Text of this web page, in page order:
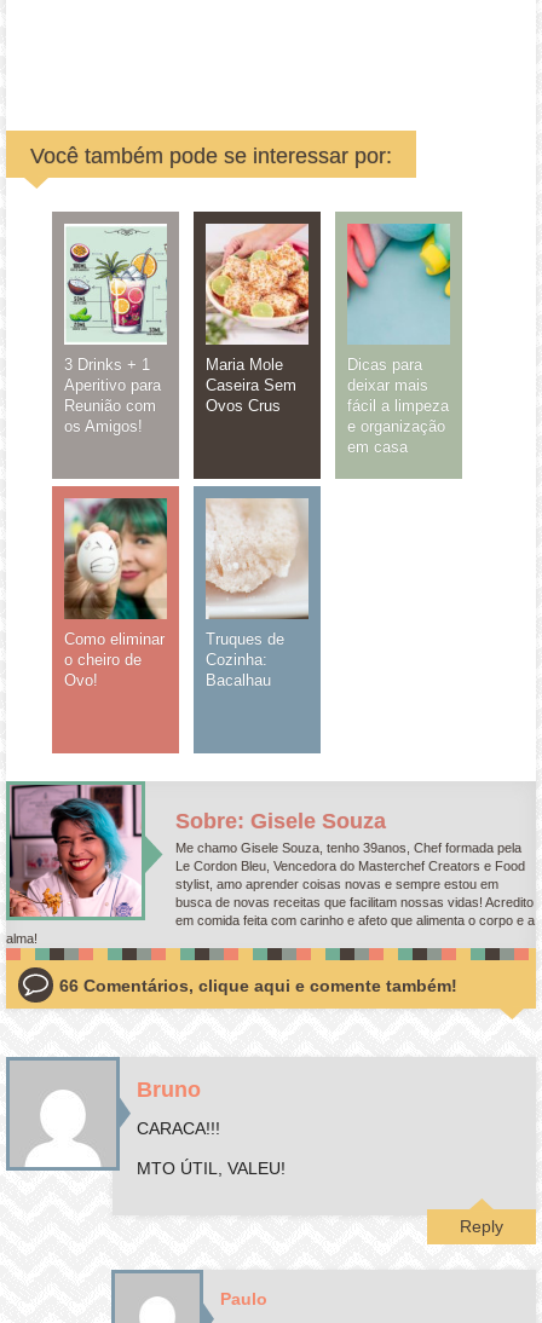
Você também pode se interessar por:
3 Drinks + 1
Aperitivo para
Reunião com
os Amigos!
Maria Mole
Caseira Sem
Ovos Crus
Dicas para
deixar mais
fácil a limpeza
e organização
em casa
Como eliminar
o cheiro de
Ovo!
Truques de
Cozinha:
Bacalhau
Sobre: Gisele Souza
Me chamo Gisele Souza, tenho 39anos, Chef formada pela
Le Cordon Bleu, Vencedora do Masterchef Creators e Food
stylist, amo aprender coisas novas e sempre estou em
busca de novas receitas que facilitam nossas vidas! Acredito
em comida feita com carinho e afeto que alimenta o corpo e a
alma!
66 Comentários, clique aqui e comente também!
Bruno
CARACA!!!
MTO ÚTIL, VALEU!
Reply
Paulo